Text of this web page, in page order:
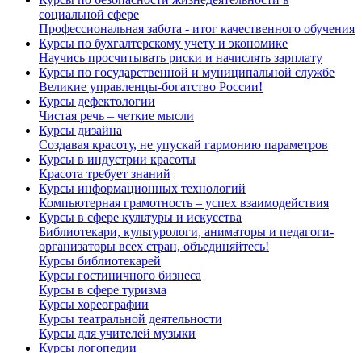
социальной сфере
Профессиональная забота - итог качественного обучения
Курсы по бухгалтерскому учету и экономике
Научись просчитывать риски и начислять зарплату
Курсы по государственной и муниципальной службе
Великие управленцы-богатство России!
Курсы дефектологии
Чистая речь – четкие мысли
Курсы дизайна
Создавая красоту, не упускай гармонию параметров
Курсы в индустрии красоты
Красота требует знаний
Курсы информационных технологий
Компьютерная грамотность – успех взаимодействия
Курсы в сфере культуры и искусства
Библиотекари, культурологи, аниматоры и педагоги-
организаторы всех стран, объединяйтесь!
Курсы библиотекарей
Курсы гостиничного бизнеса
Курсы в сфере туризма
Курсы хореографии
Курсы театральной деятельности
Курсы для учителей музыки
Курсы логопедии